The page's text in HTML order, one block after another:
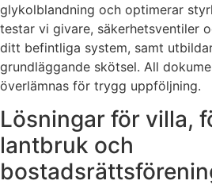
glykolblandning och optimerar
testar vi givare, säkerhetsventiler
ditt befintliga system, samt
grundläggande skötsel. All
överlämnas för trygg uppföljning.
Lösningar för villa,
lantbruk och